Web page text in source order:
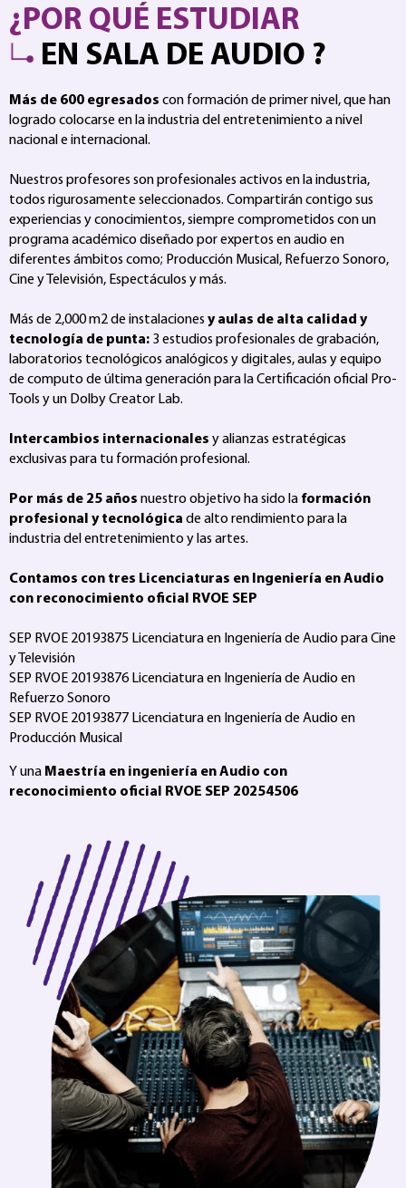
¿POR QUÉ ESTUDIAR
EN SALA DE AUDIO ?
Más de 600 egresados con formación de primer nivel, que han
logrado colocarse en la industria del entretenimiento a nivel
nacional e internacional.
Nuestros profesores son profesionales activos en la industria,
todos rigurosamente seleccionados. Compartirán contigo sus
experiencias y conocimientos, siempre comprometidos con un
programa académico diseñado por expertos en audio en
diferentes ámbitos como; Producción Musical, Refuerzo Sonoro,
Cine y Televisión, Espectáculos y más.
Más de 2,000 m2 de instalaciones y aulas de alta calidad y
tecnología de punta: 3 estudios profesionales de grabación,
laboratorios tecnológicos analógicos y digitales, aulas y equipo
de computo de última generación para la Certificación oficial Pro-
Tools y un Dolby Creator Lab.
Intercambios internacionales y alianzas estratégicas
exclusivas para tu formación profesional.
Por más de 25 años nuestro objetivo ha sido la formación
profesional y tecnológica de alto rendimiento para la
industria del entretenimiento y las artes.
Contamos con tres Licenciaturas en Ingeniería en Audio
con reconocimiento oficial RVOE SEP
SEP RVOE 20193875 Licenciatura en Ingeniería de Audio para Cine
y Televisión
SEP RVOE 20193876 Licenciatura en Ingeniería de Audio en
Refuerzo Sonoro
SEP RVOE 20193877 Licenciatura en Ingeniería de Audio en
Producción Musical
Y una Maestría en ingeniería en Audio con
reconocimiento oficial RVOE SEP 20254506